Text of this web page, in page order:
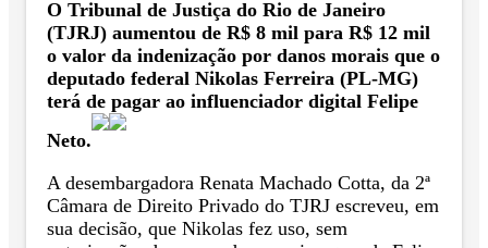
O Tribunal de Justiça do Rio de Janeiro
(TJRJ) aumentou de R$ 8 mil para R$ 12 mil
o valor da indenização por danos morais que o
deputado federal Nikolas Ferreira (PL-MG)
terá de pagar ao influenciador digital Felipe
Neto.
A desembargadora Renata Machado Cotta, da 2ª
Câmara de Direito Privado do TJRJ escreveu, em
sua decisão, que Nikolas fez uso, sem